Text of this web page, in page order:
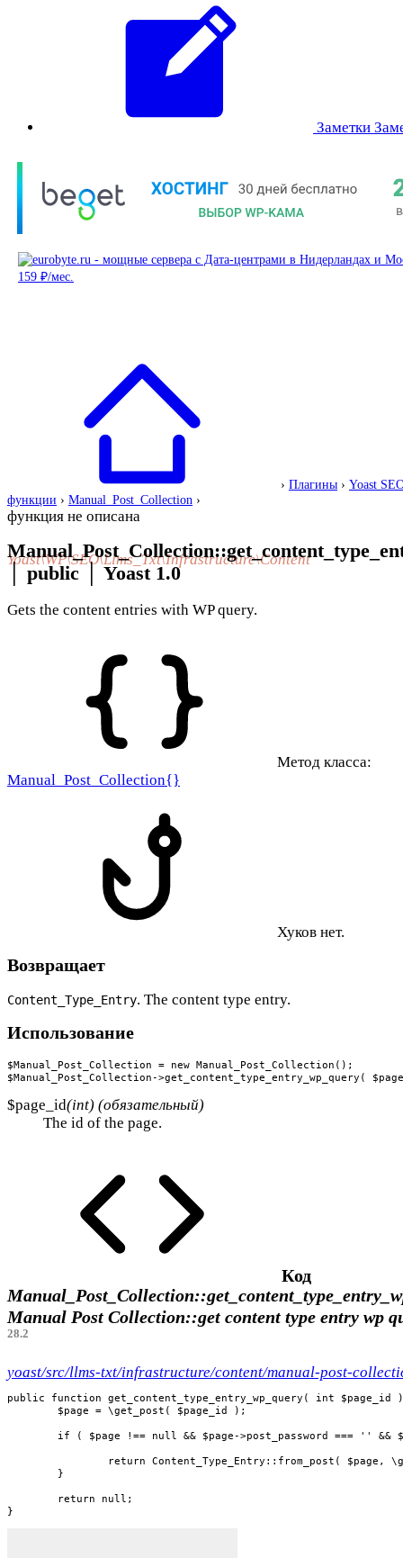
Заметки
› Плагины › Yoast
функции › Manual_Post_Collection ›
функция не описана
Yoast\WP\SEO\Llms_Txt\Infrastructure\Content
public Yoast 1.0
Gets the content entries with WP query.
Метод класса:
Manual_Post_Collection{}
Хуков нет.
Возвращает
Content_Type_Entry. The content type entry.
Использование
$Manual_Post_Collection = new Manual_Post_Collection();
$Manual_Post_Collection->get_content_type_entry_wp_query(
$page_id(int) (обязательный)
The id of the page.
Код
Manual Post Collection::get content type entry wp
28.2
yoast/src/llms-txt/infrastructure/content/manual-post-
public function get_content_type_entry_wp_query( int $page_id
}